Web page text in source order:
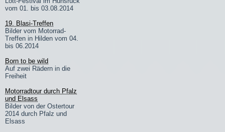
vom 01. bis 03.08.2014
19. Blasi-Treffen
Bilder vom Motorrad-
Treffen in Hilden vom 04.
bis 06.2014
Born to be wild
Auf zwei Rädern in die
Freiheit
Motorradtour durch Pfalz
und Elsass
Bilder von der Ostertour
2014 durch Pfalz und
Elsass